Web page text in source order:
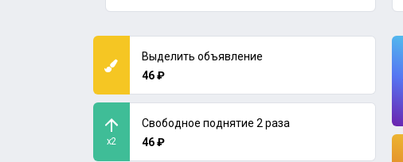
Выделить объявление
46 ₽
x2
Свободное поднятие 2 раза
46 ₽